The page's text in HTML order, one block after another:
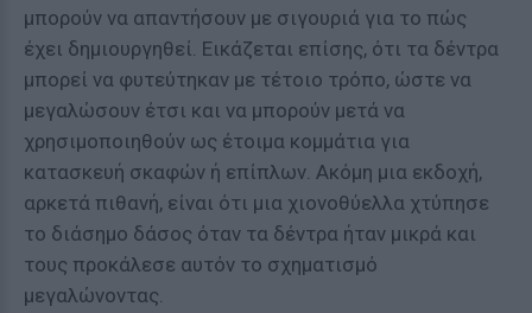
μπορούν να απαντήσουν με σιγουριά για το πώς
έχει δημιουργηθεί. Εικάζεται επίσης, ότι τα δέντρα
μπορεί να φυτεύτηκαν με τέτοιο τρόπο, ώστε να
μεγαλώσουν έτσι και να μπορούν μετά να
χρησιμοποιηθούν ως έτοιμα κομμάτια για
κατασκευή σκαφών ή επίπλων. Ακόμη μια εκδοχή,
αρκετά πιθανή, είναι ότι μια χιονοθύελλα χτύπησε
το διάσημο δάσος όταν τα δέντρα ήταν μικρά και
τους προκάλεσε αυτόν το σχηματισμό
μεγαλώνοντας.